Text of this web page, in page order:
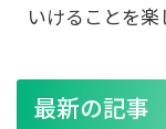
いけることを楽
最新の記事